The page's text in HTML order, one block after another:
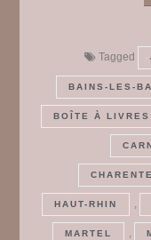
Tagged
BAINS-LES-
BOÎTE À LIVRES
HAUT-RHIN ,
MARTEL ,